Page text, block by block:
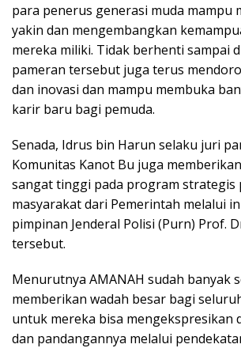
para penerus generasi muda mampu
yakin dan mengembangkan
mereka miliki. Tidak berhenti sampai
pameran tersebut juga terus
dan inovasi dan mampu membuka
karir baru bagi pemuda.
Senada, Idrus bin Harun selaku juri
Komunitas Kanot Bu juga
sangat tinggi pada program strategis
masyarakat dari Pemerintah melalui
pimpinan Jenderal Polisi (Purn) Prof.
tersebut.
Menurutnya AMANAH sudah banyak
memberikan wadah besar bagi
untuk mereka bisa mengekspresikan
dan pandangannya melalui